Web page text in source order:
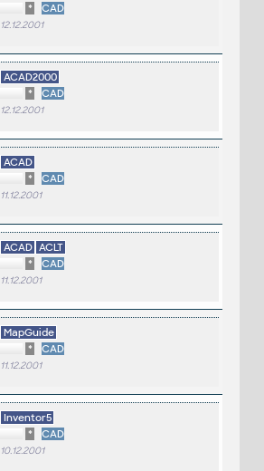
*
CAD
12.12.2001
ACAD2000
*
CAD
12.12.2001
ACAD
*
CAD
11.12.2001
ACAD ACLT
*
CAD
11.12.2001
MapGuide
*
CAD
11.12.2001
Inventor5
*
CAD
10.12.2001